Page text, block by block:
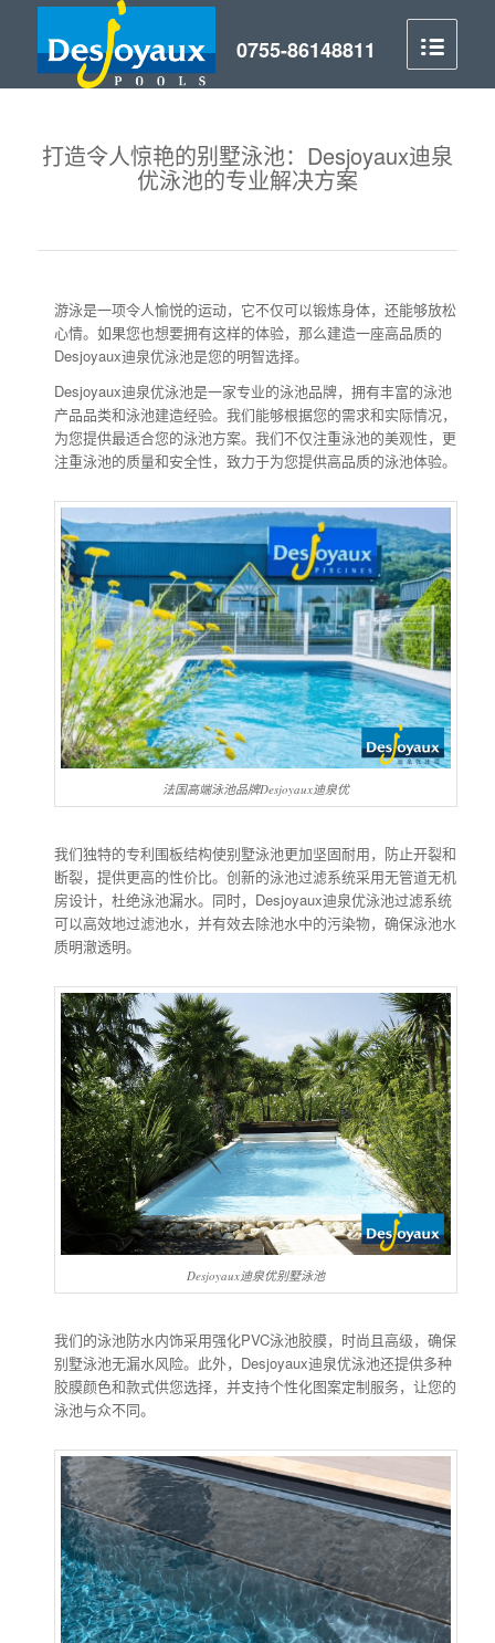
打造令人惊艳的别墅泳池：Desjoyaux迪泉
优泳池的专业解决方案
游泳是一项令人愉悦的运动，它不仅可以锻炼身体，还能够放松
心情。如果您也想要拥有这样的体验，那么建造一座高品质的
Desjoyaux迪泉优泳池是您的明智选择。
Desjoyaux迪泉优泳池是一家专业的泳池品牌，拥有丰富的泳池
产品品类和泳池建造经验。我们能够根据您的需求和实际情况，
为您提供最适合您的泳池方案。我们不仅注重泳池的美观性，更
注重泳池的质量和安全性，致力于为您提供高品质的泳池体验。
法国高端泳池品牌Desjoyaux迪泉优
我们独特的专利围板结构使别墅泳池更加坚固耐用，防止开裂和
断裂，提供更高的性价比。创新的泳池过滤系统采用无管道无机
房设计，杜绝泳池漏水。同时，Desjoyaux迪泉优泳池过滤系统
可以高效地过滤池水，并有效去除池水中的污染物，确保泳池水
质明澈透明。
Desjoyaux迪泉优别墅泳池
我们的泳池防水内饰采用强化PVC泳池胶膜，时尚且高级，确保
别墅泳池无漏水风险。此外，Desjoyaux迪泉优泳池还提供多种
胶膜颜色和款式供您选择，并支持个性化图案定制服务，让您的
泳池与众不同。